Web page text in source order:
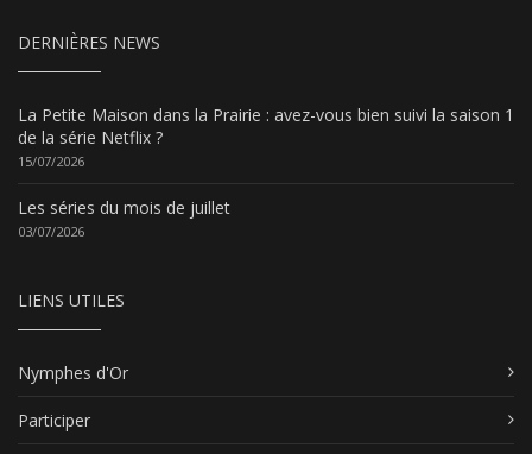
DERNIÈRES NEWS
La Petite Maison dans la Prairie : avez-vous bien suivi la saison 1
de la série Netflix ?
15/07/2026
Les séries du mois de juillet
03/07/2026
LIENS UTILES
Nymphes d'Or
Participer